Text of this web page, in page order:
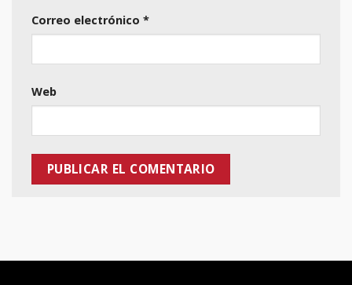
Correo electrónico *
Web